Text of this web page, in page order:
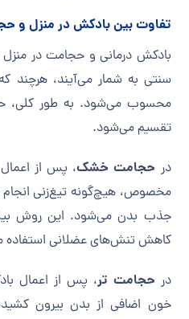
تفاوت بین بادکش در منزل و
بادکش درمانی و حجامت در
سنتی به شمار می‌آیند،
محسوب می‌شود. به طور کلی،
تقسیم می‌شود.
در حجامت خشک، پس از
مخصوص، هیچ‌گونه تیغ‌زنی
جذب بدن می‌شود. این روش
کاهش تنش‌های عضلانی
در حجامت تر، پس از اعمال
خون اضافی از بدن بیرون